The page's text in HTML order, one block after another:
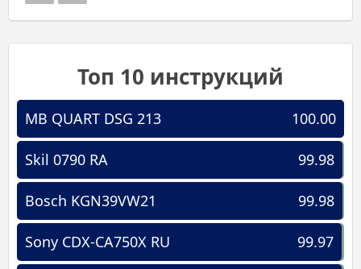
Топ 10 инструкций
100.00
MB QUART DSG 213
99.98
Skil 0790 RA
99.98
Bosch KGN39VW21
99.97
Sony CDX-CA750X RU